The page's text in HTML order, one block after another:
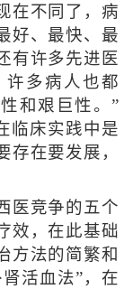
在不同了，病
好、最快、最
有许多先进医
许多病人也都
和艰巨性。”
临床实践中是
存在要发展，
竞争的五个
效，在此基础
方法的简繁和
活血法”，在